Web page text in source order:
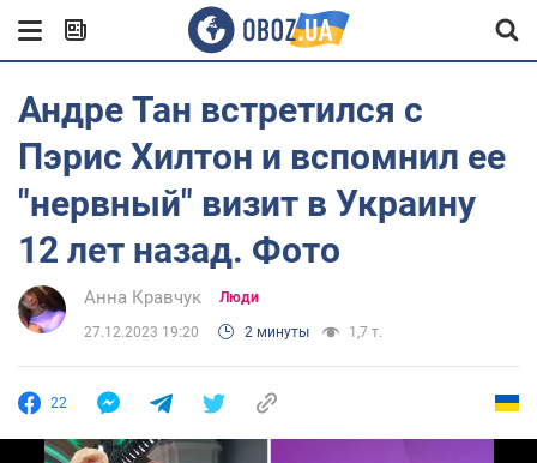
Андре Тан встретился с
Пэрис Хилтон и вспомнил ее
"нервный" визит в Украину
12 лет назад. Фото
Анна Кравчук Люди
27.12.2023 19:20 2 минуты 1,7 т.
22